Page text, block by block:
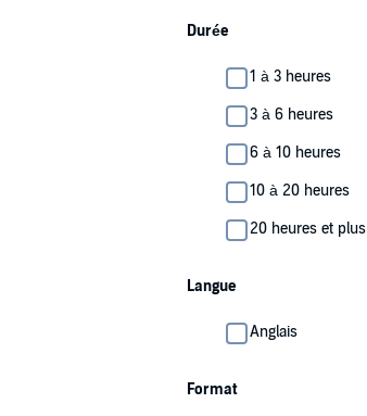
Durée
1 à 3 heures
3 à 6 heures
6 à 10 heures
10 à 20 heures
20 heures et plus
Langue
Anglais
Format